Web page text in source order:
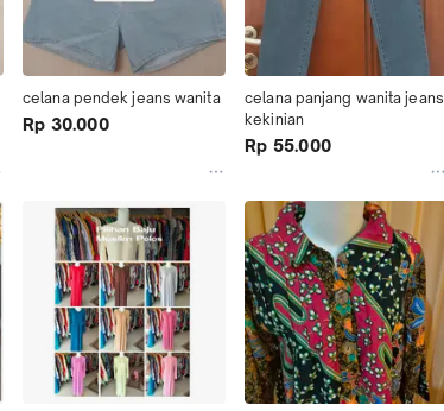
celana pendek jeans wanita
Rp 30.000
celana panjang wanita jeans
kekinian
Rp 55.000